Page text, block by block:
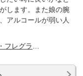
します。また娘の腕
アルコールが弱い人